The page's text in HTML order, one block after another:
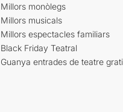
Millors monòlegs
Millors musicals
Millors espectacles familiars
Black Friday Teatral
Guanya entrades de teatre